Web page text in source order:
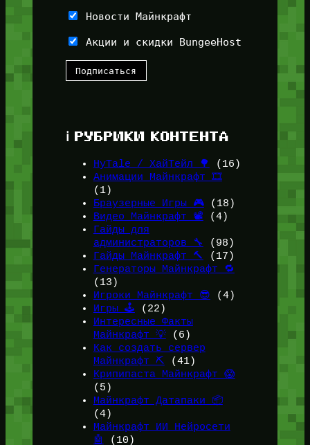
Новости Майнкрафт
Акции и скидки BungeeHost
ℹ️ РУБРИКИ КОНТЕНТА
HyTale / ХайТейл 🌳
(16)
Анимации Майнкрафт 🎞️
(1)
Браузерные Игры 🎮(18)
Видео Майнкрафт 📽️ (4)
Гайды для
администраторов 🔧
(98)
Гайды Майнкрафт 🔨
(17)
Генераторы Майнкрафт 🔁
(13)
Игроки Майнкрафт 😎 (4)
Игры 🕹️ (22)
Интересные Факты
Майнкрафт 💡(6)
Как создать сервер
Майнкрафт ⛏️ (41)
Крипипаста Майнкрафт 😱
(5)
Майнкрафт Датапаки 📦
(4)
Майнкрафт ИИ Нейросети
🤖
(10)